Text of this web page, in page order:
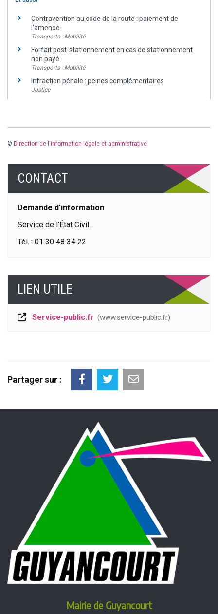
Contravention au code de la route : paiement de
l'amende
Transports - Mobilité
Forfait post-stationnement en cas de stationnement
non payé
Transports - Mobilité
Infraction pénale : peines complémentaires
Justice
© Direction de l'information légale et administrative
CONTACT
Demande d’information
Service de l’État Civil.
Tél. : 01 30 48 34 22
LIEN UTILE
Service-public.fr www.service-public.fr
Partager sur :
Mairie de Guyancourt